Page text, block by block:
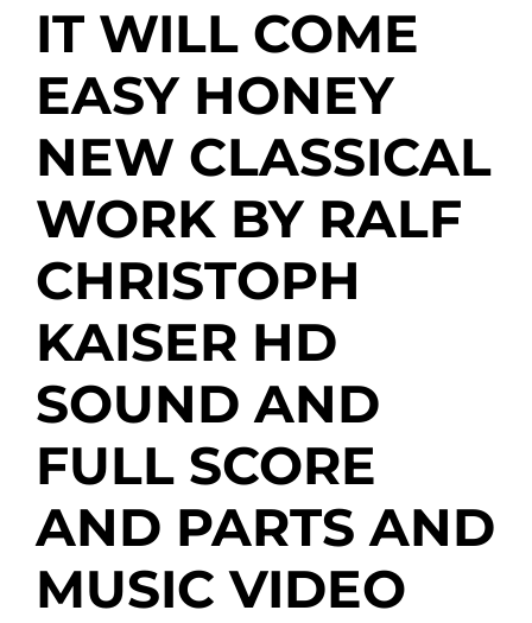
IT WILL COME
EASY HONEY
NEW CLASSICAL
WORK BY RALF
CHRISTOPH
KAISER HD
SOUND AND
FULL SCORE
AND PARTS AND
MUSIC VIDEO